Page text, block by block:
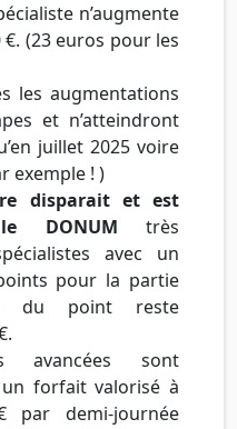
n’augmente
(23 euros pour les
les augmentations
et n’atteindront
juillet 2025 voire
exemple ! )
disparait et est
DONUM très
avec un
pour la partie
du point reste
avancées sont
forfait valorisé à
par demi-journée